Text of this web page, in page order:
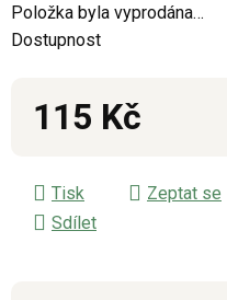
5
hvězdiček.
Položka byla vyprodána…
Dostupnost
115 Kč
Tisk Zeptat se
Sdílet